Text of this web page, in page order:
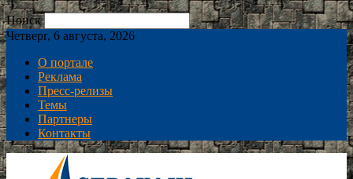
Поиск
Четверг, 6 августа, 2026
О портале
Реклама
Пресс-релизы
Темы
Партнеры
Контакты